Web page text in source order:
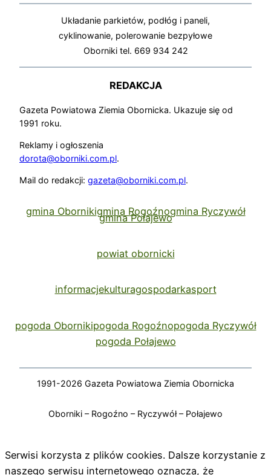
Układanie parkietów, podłóg i paneli,
cyklinowanie, polerowanie bezpyłowe
Oborniki tel. 669 934 242
REDAKCJA
Gazeta Powiatowa Ziemia Obornicka. Ukazuje się od
1991 roku.
Reklamy i ogłoszenia
dorota@oborniki.com.pl.
Mail do redakcji: gazeta@oborniki.com.pl.
gmina Obornikigmina Rogoźnogmina Ryczywół
gmina Połajewo
powiat obornicki
informacjekulturagospodarkasport
pogoda Obornikipogoda Rogoźnopogoda Ryczywół
pogoda Połajewo
1991-2026 Gazeta Powiatowa Ziemia Obornicka
Oborniki – Rogoźno – Ryczywół – Połajewo
Serwisi korzysta z plików cookies. Dalsze korzystanie z
naszego serwisu internetowego oznacza, że